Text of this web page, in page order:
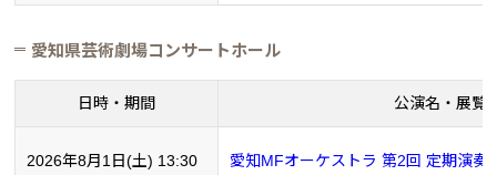
愛知県芸術劇場コンサートホール
日時・期間 公演名・展覧
2026年8月1日(土) 13:30 愛知MFオーケストラ 第2回 定期演奏